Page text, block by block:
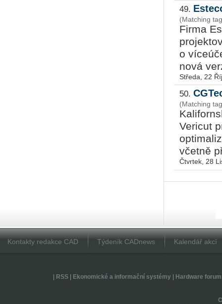
49.
(Matching
Firma
o
nová
Středa, 22
50.
(Matching
Vericut
včetně
Čtvrtek, 28
Kontakty redakce CAD Týdeník CADnews Kalendář akcí
RSS| Ekonomické a informační systémy| Hardware forum